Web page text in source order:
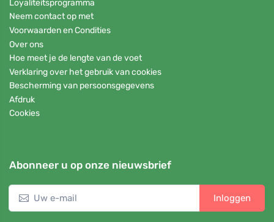
Loyaliteitsprogramma
Neem contact op met
Voorwaarden en Condities
Over ons
Hoe meet je de lengte van de voet
Verklaring over het gebruik van cookies
Bescherming van persoonsgegevens
Afdruk
Cookies
Abonneer u op onze nieuwsbrief
Inloggen